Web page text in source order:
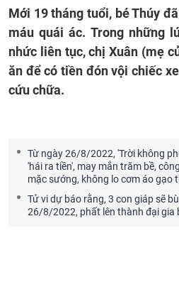
Mới 19 tháng tuổi, bé Thúy
máu quái ác. Trong những
nhức liên tục, chị Xuân (mẹ
ăn để có tiền đón vội chiếc
cứu chữa.
Từ ngày 26/8/2022, 'Trời không
'hái ra tiền', may mắn trăm bề,
mặc sướng, không lo cơm áo gạo
Tử vi dự báo rằng, 3 con giáp sẽ
26/8/2022, phất lên thành đại gia